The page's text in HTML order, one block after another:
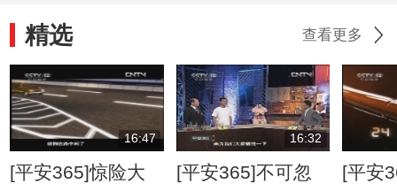
精选 查看更多
16:47
[平安365]惊险大
16:32
[平安365]不可忽
[平安